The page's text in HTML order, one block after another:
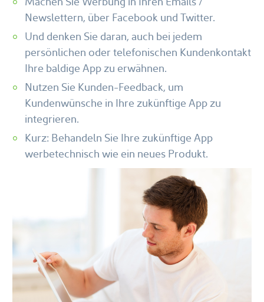
Newslettern, über Facebook und Twitter.
Und denken Sie daran, auch bei jedem
persönlichen oder telefonischen Kundenkontakt
Ihre baldige App zu erwähnen.
Nutzen Sie Kunden-Feedback, um
Kundenwünsche in Ihre zukünftige App zu
integrieren.
Kurz: Behandeln Sie Ihre zukünftige App
werbetechnisch wie ein neues Produkt.